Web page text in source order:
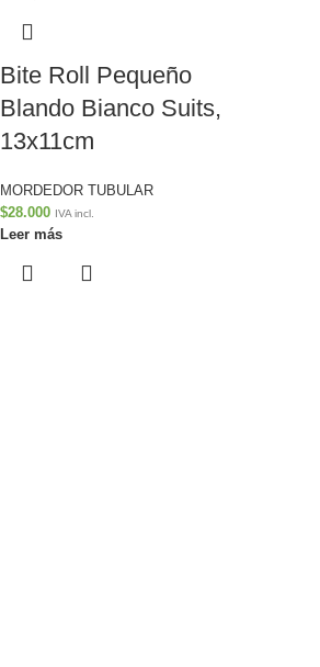
Bite Roll Pequeño
Blando Bianco Suits,
13x11cm
MORDEDOR TUBULAR
$28.000 IVA incl.
Leer más